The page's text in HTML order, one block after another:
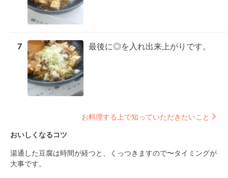
7 最後に◎を入れ出来上がりです。
お料理する上で知っていただきたいこと
おいしくなるコツ
湯通した豆腐は時間が経つと、くっつきますので〜タイミングが
大事です。